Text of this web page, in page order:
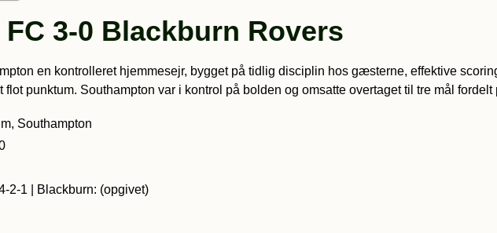
3-0 Blackburn Rovers
en kontrolleret hjemmesejr, bygget på tidlig disciplin hos gæsterne, effektive
punktum. Southampton var i kontrol på bolden og omsatte overtaget til tre mål
Southampton
2-1 | Blackburn: (opgivet)